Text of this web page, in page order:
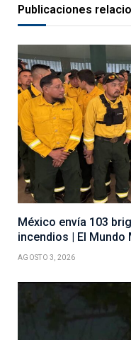
Publicaciones
México envía 103
incendios | El Mundo
AGOSTO 3, 2026